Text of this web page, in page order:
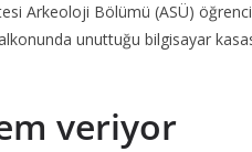
Arkeoloji Bölümü (ASÜ)
unuttuğu bilgisayar
veriyor